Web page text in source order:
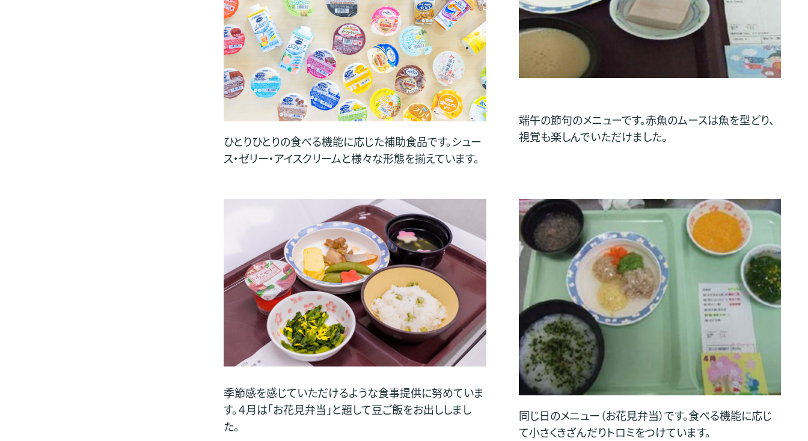
ひとりひとりの食べる機能に応じた補助食品です。シュー
ス・ゼリー・アイスクリームと様々な形態を揃えています。
端午の節句のメニューです。赤魚のムースは魚を型どり、
視覚も楽しんでいただけました。
季節感を感じていただけるような食事提供に努めていま
す。４月は「お花見弁当」と題して豆ご飯をお出ししまし
た。
同じ日のメニュー（お花見弁当）です。食べる機能に応じ
て小さくきざんだりトロミをつけています。